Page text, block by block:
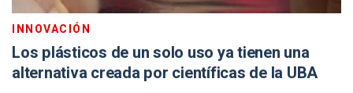
INNOVACIÓN
Los plásticos de un solo uso ya tienen una
alternativa creada por científicas de la UBA